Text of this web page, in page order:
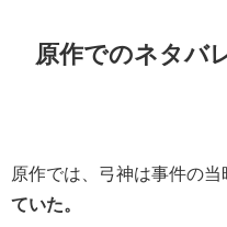
原作でのネタバ
原作では、弓神は事件の当
ていた。